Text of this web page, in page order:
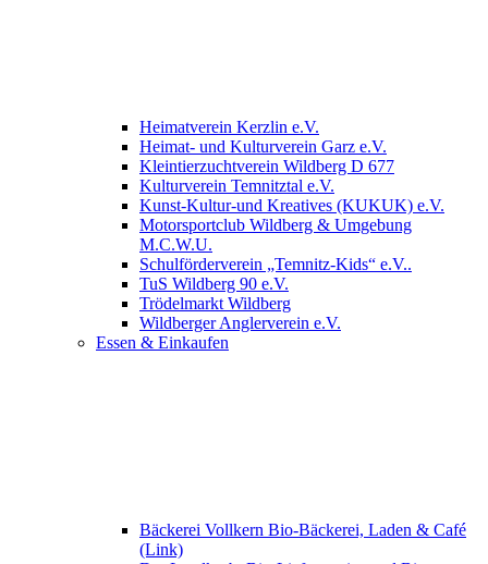
Heimatverein Kerzlin e.V.
Heimat- und Kulturverein Garz e.V.
Kleintierzuchtverein Wildberg D 677
Kulturverein Temnitztal e.V.
Kunst-Kultur-und Kreatives (KUKUK) e.V.
Motorsportclub Wildberg & Umgebung
M.C.W.U.
Schulförderverein „Temnitz-Kids“ e.V..
TuS Wildberg 90 e.V.
Trödelmarkt Wildberg
Wildberger Anglerverein e.V.
Essen & Einkaufen
Bäckerei Vollkern Bio-Bäckerei, Laden & Café
(Link)